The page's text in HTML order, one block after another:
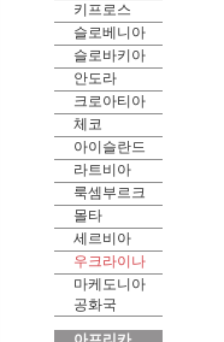
키프로스
슬로베니아
슬로바키아
안도라
크로아티아
체코
아이슬란드
라트비아
룩셈부르크
몰타
세르비아
우크라이나
마케도니아
공화국